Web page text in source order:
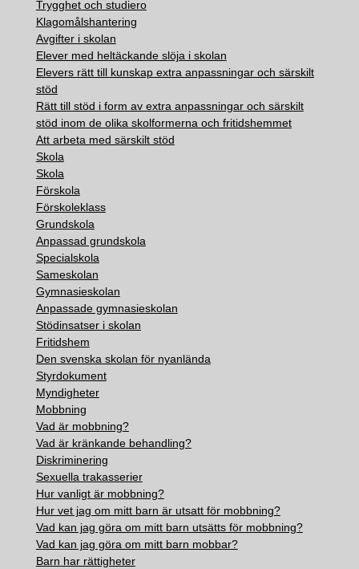
Trygghet och studiero
Klagomålshantering
Avgifter i skolan
Elever med heltäckande slöja i skolan
Elevers rätt till kunskap extra anpassningar och särskilt
stöd
Rätt till stöd i form av extra anpassningar och särskilt
stöd inom de olika skolformerna och fritidshemmet
Att arbeta med särskilt stöd
Skola
Skola
Förskola
Förskoleklass
Grundskola
Anpassad grundskola
Specialskola
Sameskolan
Gymnasieskolan
Anpassade gymnasieskolan
Stödinsatser i skolan
Fritidshem
Den svenska skolan för nyanlända
Styrdokument
Myndigheter
Mobbning
Vad är mobbning?
Vad är kränkande behandling?
Diskriminering
Sexuella trakasserier
Hur vanligt är mobbning?
Hur vet jag om mitt barn är utsatt för mobbning?
Vad kan jag göra om mitt barn utsätts för mobbning?
Vad kan jag göra om mitt barn mobbar?
Barn har rättigheter